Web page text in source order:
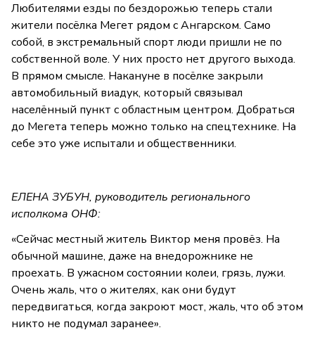
Любителями езды по бездорожью теперь стали
жители посёлка Мегет рядом с Ангарском. Само
собой, в экстремальный спорт люди пришли не по
собственной воле. У них просто нет другого выхода.
В прямом смысле. Накануне в посёлке закрыли
автомобильный виадук, который связывал
населённый пункт с областным центром. Добраться
до Мегета теперь можно только на спецтехнике. На
себе это уже испытали и общественники.
ЕЛЕНА ЗУБУН, руководитель регионального
исполкома ОНФ:
«Сейчас местный житель Виктор меня провёз. На
обычной машине, даже на внедорожнике не
проехать. В ужасном состоянии колеи, грязь, лужи.
Очень жаль, что о жителях, как они будут
передвигаться, когда закроют мост, жаль, что об этом
никто не подумал заранее».